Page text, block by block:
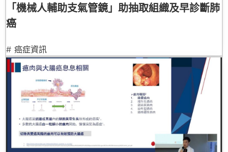
「機械人輔助支氣管鏡」助抽取組織及早診斷肺
癌
# 癌症資訊